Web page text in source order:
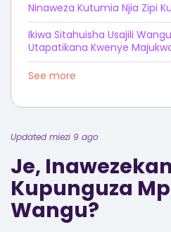
Ninaweza Kutumia Njia Zipi
Ikiwa Sitahuisha Usajili
Utapatikana Kwenye
See more
Updated miezi 9 ago
Je,
Kupunguza
Wangu?